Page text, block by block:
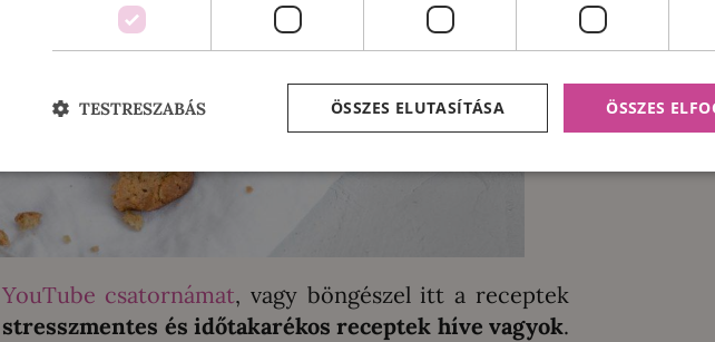
YouTube csatornámat, vagy böngészel itt a receptek
stresszmentes és időtakarékos receptek híve vagyok.
ÖSSZES
ÖSSZES ELUTASÍTÁSA
TESTRESZABÁS